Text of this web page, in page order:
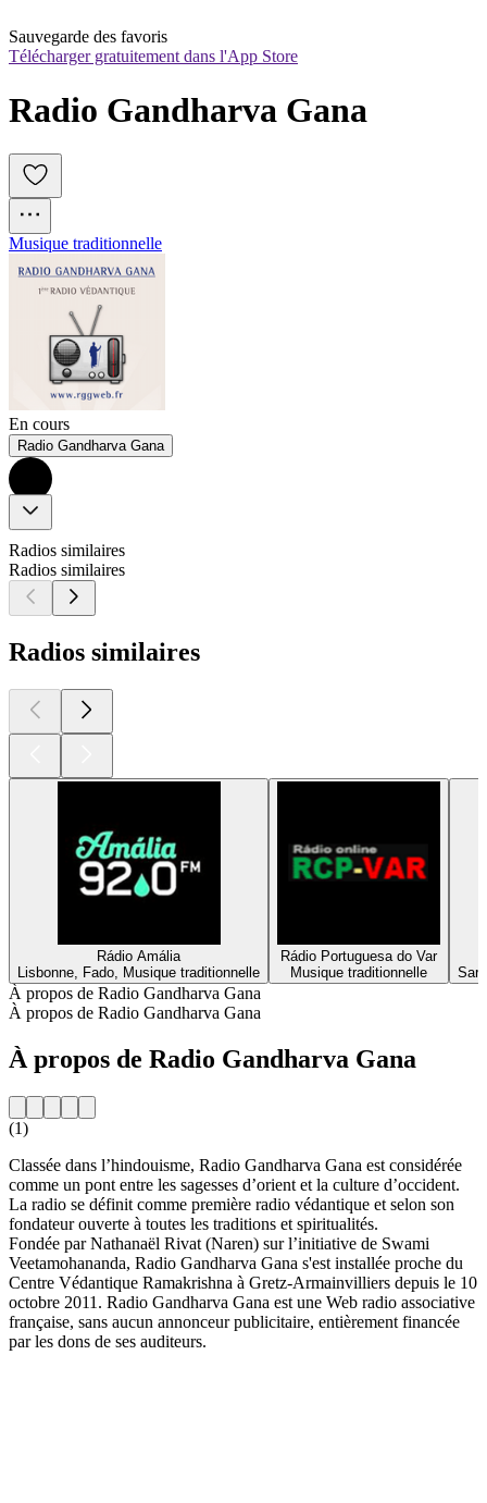
Sauvegarde des favoris
Télécharger gratuitement dans l'App Store
Radio Gandharva Gana
Musique traditionnelle
En cours
Radio Gandharva Gana
Radios similaires
Radios similaires
Radios similaires
Rádio Amália
Lisbonne, Fado, Musique traditionnelle
Rádio Portuguesa do Var
Musique traditionnelle
À propos de Radio Gandharva Gana
À propos de Radio Gandharva Gana
À propos de Radio Gandharva Gana
(1)
Classée dans l’hindouisme, Radio Gandharva Gana est considérée
comme un pont entre les sagesses d’orient et la culture d’occident.
La radio se définit comme première radio védantique et selon son
fondateur ouverte à toutes les traditions et spiritualités.
Fondée par Nathanaël Rivat (Naren) sur l’initiative de Swami
Veetamohananda, Radio Gandharva Gana s'est installée proche du
Centre Védantique Ramakrishna à Gretz-Armainvilliers depuis le 10
octobre 2011. Radio Gandharva Gana est une Web radio associative
française, sans aucun annonceur publicitaire, entièrement financée
par les dons de ses auditeurs.